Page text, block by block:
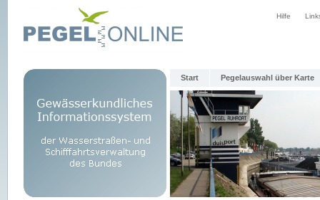
Hilfe
Start Pegelauswahl über Karte